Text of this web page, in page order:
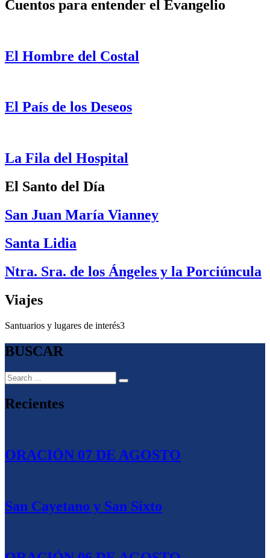
Cuentos para entender el Evangelio
El Hombre del Costal
El País de los Deseos
La Fila del Hospital
El Santo del Día
San Juan María Vianney
Santa Lidia
Ntra. Sra. de los Ángeles y la Porciúncula
Viajes
Santuarios y lugares de interés3
BUSCAR
Recientes
ORACIÓN 07 DE AGOSTO
San Cayetano y San Sixto